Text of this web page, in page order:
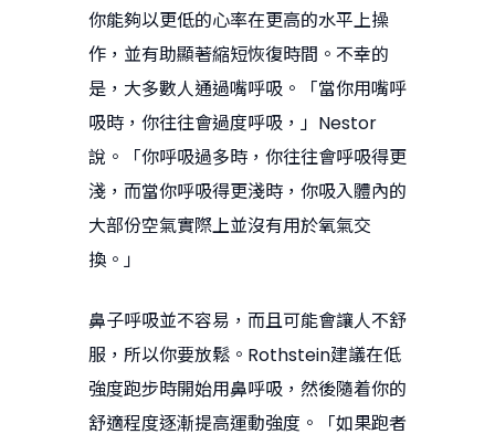
你能夠以更低的心率在更高的水平上操
作，並有助顯著縮短恢復時間。不幸的
是，大多數人通過嘴呼吸。「當你用嘴呼
吸時，你往往會過度呼吸，」Nestor
說。「你呼吸過多時，你往往會呼吸得更
淺，而當你呼吸得更淺時，你吸入體內的
大部份空氣實際上並沒有用於氧氣交
換。」
鼻子呼吸並不容易，而且可能會讓人不舒
服，所以你要放鬆。Rothstein建議在低
強度跑步時開始用鼻呼吸，然後隨着你的
舒適程度逐漸提高運動強度。「如果跑者